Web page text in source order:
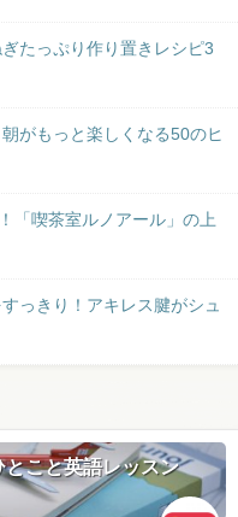
たっぷり作り置きレシピ3
がもっと楽しくなる50のヒ
「喫茶室ルノアール」の上
っきり！アキレス腱がシュ
こと英語レッスン